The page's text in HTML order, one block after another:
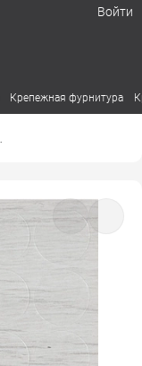
Войти
Крепежная фурнитура